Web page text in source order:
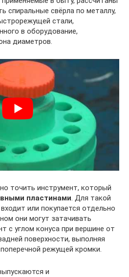
спиральные свёрла по металлу,
стали,
в оборудование,
диаметров.
точить инструмент, который
пластинами. Для такой
или покупается отдельно
они могут затачивать
с углом конуса при вершине от
поверхности, выполняя
режущей кромки.
и